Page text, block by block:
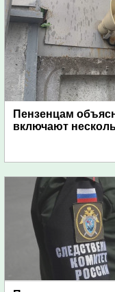
Пензенцам
включают